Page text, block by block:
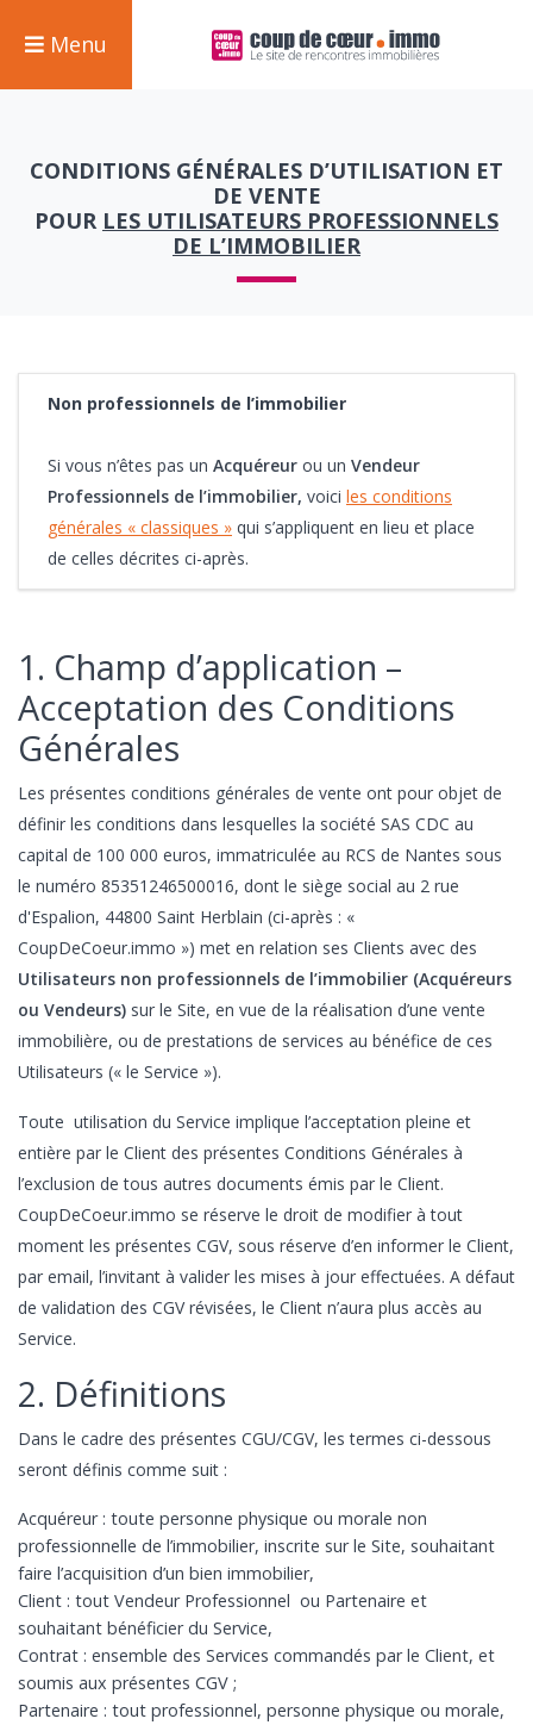
Menu
CONDITIONS GÉNÉRALES D’UTILISATION ET
DE VENTE
POUR LES UTILISATEURS PROFESSIONNELS
DE L’IMMOBILIER
Non professionnels de l’immobilier
Si vous n’êtes pas un Acquéreur ou un Vendeur
Professionnels de l’immobilier, voici les conditions
générales « classiques » qui s’appliquent en lieu et place
de celles décrites ci-après.
1. Champ d’application –
Acceptation des Conditions
Générales
Les présentes conditions générales de vente ont pour objet de
définir les conditions dans lesquelles la société SAS CDC au
capital de 100 000 euros, immatriculée au RCS de Nantes sous
le numéro 85351246500016, dont le siège social au 2 rue
d'Espalion, 44800 Saint Herblain (ci-après : «
CoupDeCoeur.immo ») met en relation ses Clients avec des
Utilisateurs non professionnels de l’immobilier (Acquéreurs
ou Vendeurs) sur le Site, en vue de la réalisation d’une vente
immobilière, ou de prestations de services au bénéfice de ces
Utilisateurs (« le Service »).
Toute utilisation du Service implique l’acceptation pleine et
entière par le Client des présentes Conditions Générales à
l’exclusion de tous autres documents émis par le Client.
CoupDeCoeur.immo se réserve le droit de modifier à tout
moment les présentes CGV, sous réserve d’en informer le Client,
par email, l’invitant à valider les mises à jour effectuées. A défaut
de validation des CGV révisées, le Client n’aura plus accès au
Service.
2. Définitions
Dans le cadre des présentes CGU/CGV, les termes ci-dessous
seront définis comme suit :
Acquéreur : toute personne physique ou morale non
professionnelle de l’immobilier, inscrite sur le Site, souhaitant
faire l’acquisition d’un bien immobilier,
Client : tout Vendeur Professionnel ou Partenaire et
souhaitant bénéficier du Service,
Contrat : ensemble des Services commandés par le Client, et
soumis aux présentes CGV ;
Partenaire : tout professionnel, personne physique ou morale,